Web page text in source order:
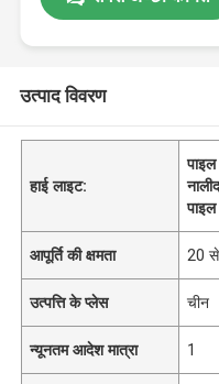
उत्पाद विवरण
हाई लाइट:
पाइल
आपूर्ति की क्षमता 20
उत्पत्ति के प्लेस चीन
न्यूनतम आदेश मात्रा 1